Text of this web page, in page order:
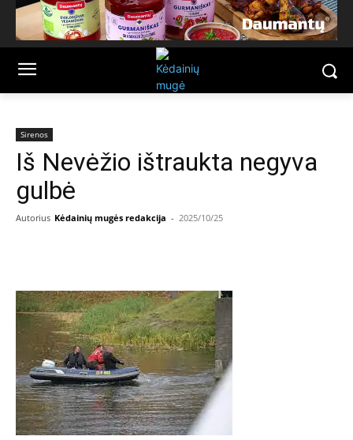
Sirenos
Iš Nevėžio ištraukta negyva
gulbė
Autorius Kėdainių mugės redakcija - 2025/10/25